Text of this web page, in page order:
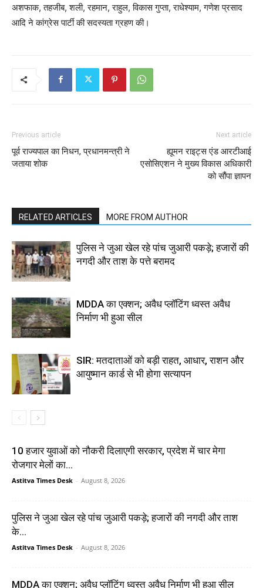
अशफाक, तहजीब, शली, रहमान, राहुल, विकास गुप्ता, राधेश्याम, गणेश प्रसाद
आदि ने कांग्रेस पार्टी की सदस्यता ग्रहण की।
Previous article
पूर्व राज्यपाल का निधन, प्रधानमन्त्री ने
जताया शोक
Next article
ह्यूमन राइट्स एंड आरटीआई
एसोसिएशन ने मुख्य विकास अधिकारी
को सौंपा ज्ञापन
RELATED ARTICLES MORE FROM AUTHOR
पुलिस ने जुआ खेल रहे पांच जुआरी पकड़े; हजारों की
नगदी और ताश के पत्ते बरामद
MDDA का एक्शन; अवैध प्लॉटिंग ध्वस्त अवैध
निर्माण भी हुआ सील
SIR: मतदाताओं को बड़ी राहत, आधार, राशन और
आयुष्मान कार्ड से भी होगा सत्यापन
10 हजार युवाओं को नौकरी दिलाएगी सरकार, प्रदेश में चार मेगा
रोजगार मेलों का...
Astitva Times Desk - August 8, 2026
पुलिस ने जुआ खेल रहे पांच जुआरी पकड़े; हजारों की नगदी और ताश
के...
Astitva Times Desk - August 8, 2026
MDDA का एक्शन; अवैध प्लॉटिंग ध्वस्त अवैध निर्माण भी हुआ सील